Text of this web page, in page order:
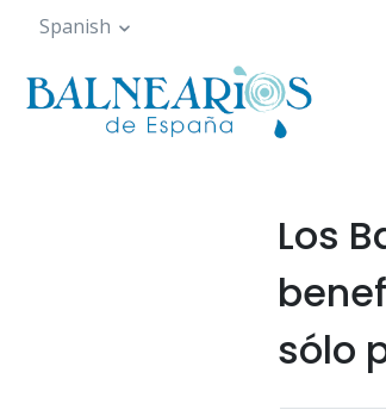
Pasar
contenido
principal
Spanish
Los
sólo